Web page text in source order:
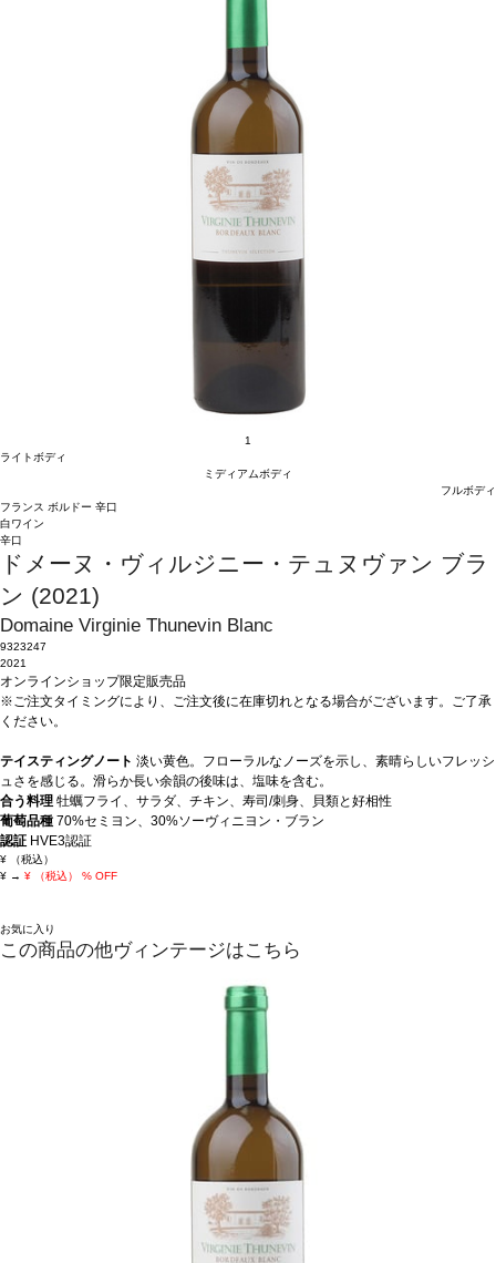
1
ライトボディ
ミディアムボディ
フルボディ
フランス ボルドー 辛口
白ワイン
辛口
ドメーヌ・ヴィルジニー・テュヌヴァン ブラ
ン (2021)
Domaine Virginie Thunevin Blanc
9323247
2021
オンラインショップ限定販売品
※ご注文タイミングにより、ご注文後に在庫切れとなる場合がございます。ご了承
ください。
テイスティングノート 淡い黄色。フローラルなノーズを示し、素晴らしいフレッシ
ュさを感じる。滑らか長い余韻の後味は、塩味を含む。
合う料理 牡蠣フライ、サラダ、チキン、寿司/刺身、貝類と好相性
葡萄品種 70%セミヨン、30%ソーヴィニヨン・ブラン
認証 HVE3認証
¥
（税込）
¥ → ¥ （税込） % OFF
お気に入り
この商品の他ヴィンテージはこちら